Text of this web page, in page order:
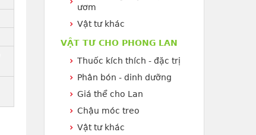
ươm
Vật tư khác
VẬT TƯ CHO PHONG LAN
Thuốc kích thích - đặc trị
Phân bón - dinh dưỡng
Giá thể cho Lan
Chậu móc treo
Vật tư khác